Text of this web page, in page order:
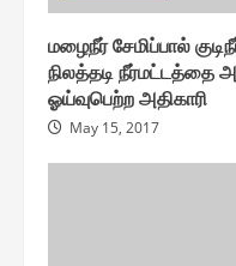
மழைநீர் சேமிப்பால்
நிலத்தடி நீர்மட்டத்தை
ஓய்வுபெற்ற அதிகாரி
May 15, 2017